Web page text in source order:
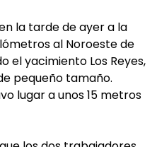
la tarde de ayer a la
al Noroeste de
el yacimiento Los Reyes,
pequeño tamaño.
lugar a unos 15 metros